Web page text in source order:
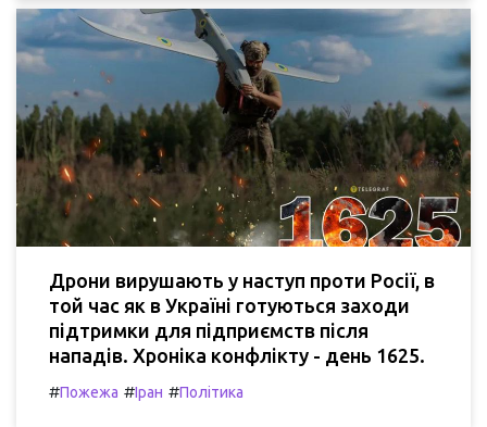
Дрони вирушають у наступ проти Росії, в
той час як в Україні готуються заходи
підтримки для підприємств після
нападів. Хроніка конфлікту - день 1625.
#Пожежа #Іран #Політика